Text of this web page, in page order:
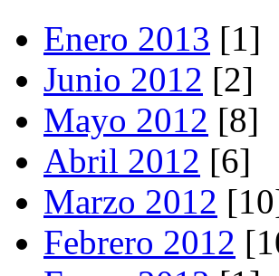
Enero 2013 [1]
Junio 2012 [2]
Mayo 2012 [8]
Abril 2012 [6]
Marzo 2012
Febrero 2012